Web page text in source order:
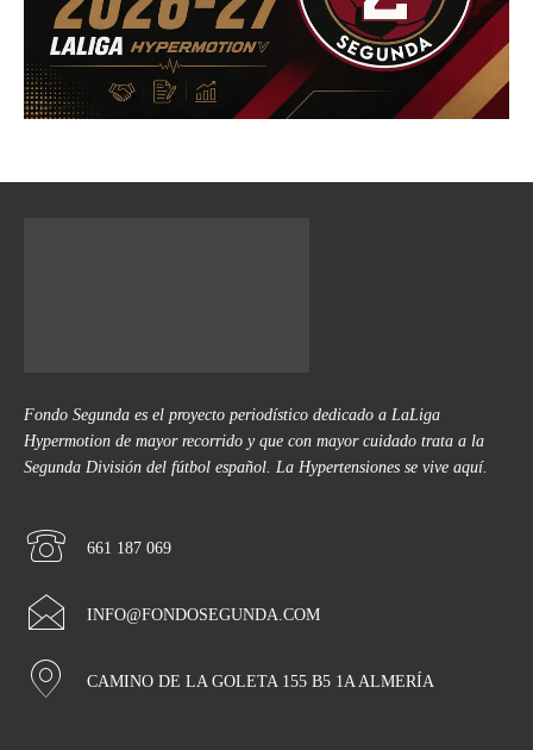
Fondo Segunda es el proyecto periodístico dedicado a LaLiga
Hypermotion de mayor recorrido y que con mayor cuidado trata a la
Segunda División del fútbol español. La Hypertensiones se vive aquí.
661 187 069
INFO@FONDOSEGUNDA.COM
CAMINO DE LA GOLETA 155 B5 1A ALMERÍA